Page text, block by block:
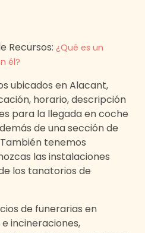
Joan d'Alacant
Recursos: ¿Qué es un
él?
ubicados enAlacant,
horario, descripción
para la llegada en coche
de una sección de
tenemos
las instalaciones
los tanatorios de
de funerarias en
incineraciones,